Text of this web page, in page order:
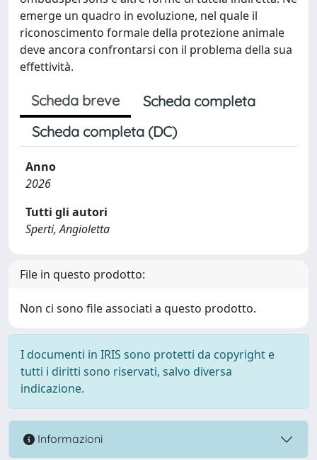
emerge un quadro in evoluzione, nel quale il
riconoscimento formale della protezione animale
deve ancora confrontarsi con il problema della sua
effettività.
Scheda breve
Scheda completa
Scheda completa (DC)
Anno
2026
Tutti gli autori
Sperti, Angioletta
File in questo prodotto:
Non ci sono file associati a questo prodotto.
I documenti in IRIS sono protetti da copyright e
tutti i diritti sono riservati, salvo diversa
indicazione.
Informazioni